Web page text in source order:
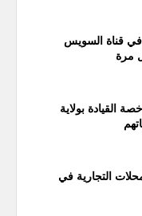
في قناة السويس
مرة
القيادة بولاية
التجارية في